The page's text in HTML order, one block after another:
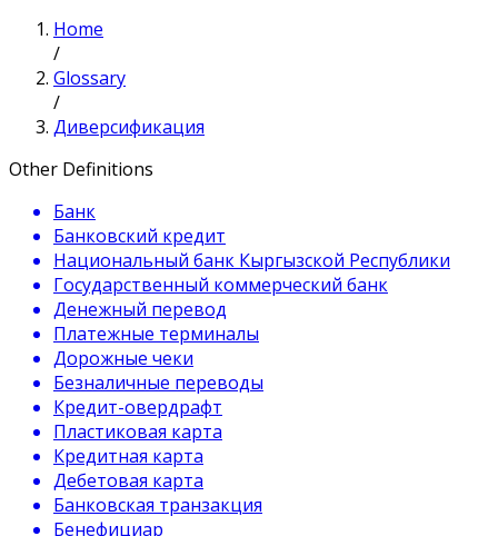
Home
/
Glossary
/
Диверсификация
Other Definitions
Банк
Банковский кредит
Национальный банк Кыргызской Республики
Государственный коммерческий банк
Денежный перевод
Платежные терминалы
Дорожные чеки
Безналичные переводы
Кредит-овердрафт
Пластиковая карта
Кредитная карта
Дебетовая карта
Банковская транзакция
Бенефициар